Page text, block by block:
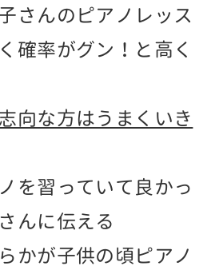
さんのピアノレッス
確率がグン！と高く
向な方はうまくいき
を習っていて良かっ
んに伝える
かが子供の頃ピアノ